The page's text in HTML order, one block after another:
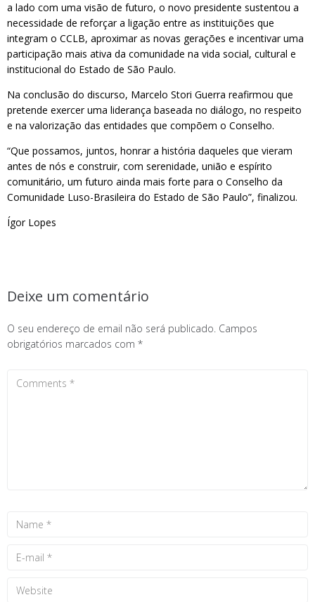
a lado com uma visão de futuro, o novo presidente sustentou a
necessidade de reforçar a ligação entre as instituições que
integram o CCLB, aproximar as novas gerações e incentivar uma
participação mais ativa da comunidade na vida social, cultural e
institucional do Estado de São Paulo.
Na conclusão do discurso, Marcelo Stori Guerra reafirmou que
pretende exercer uma liderança baseada no diálogo, no respeito
e na valorização das entidades que compõem o Conselho.
“Que possamos, juntos, honrar a história daqueles que vieram
antes de nós e construir, com serenidade, união e espírito
comunitário, um futuro ainda mais forte para o Conselho da
Comunidade Luso-Brasileira do Estado de São Paulo”, finalizou.
Ígor Lopes
Deixe um comentário
O seu endereço de email não será publicado. Campos
obrigatórios marcados com *